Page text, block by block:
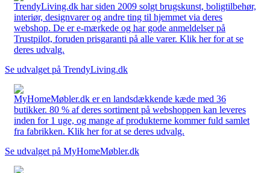
TrendyLiving.dk har siden 2009 solgt brugskunst, boligtilbehør,
interiør, designvarer og andre ting til hjemmet via deres
webshop. De er e-mærkede og har gode anmeldelser på
Trustpilot, foruden prisgaranti på alle varer. Klik her for at se
deres udvalg.
Se udvalget på TrendyLiving.dk
MyHomeMøbler.dk er en landsdækkende kæde med 36
butikker. 80 % af deres sortiment på webshoppen kan leveres
inden for 1 uge, og mange af produkterne kommer fuld samlet
fra fabrikken. Klik her for at se deres udvalg.
Se udvalget på MyHomeMøbler.dk